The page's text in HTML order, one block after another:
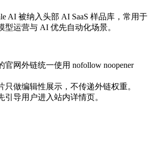
AI 被纳入头部 AI SaaS 样品库，常用于
型运营与 AI 优先自动化场景。
官网外链统一使用 nofollow noopener
只做编辑性展示，不传递外链权重。
引导用户进入站内详情页。